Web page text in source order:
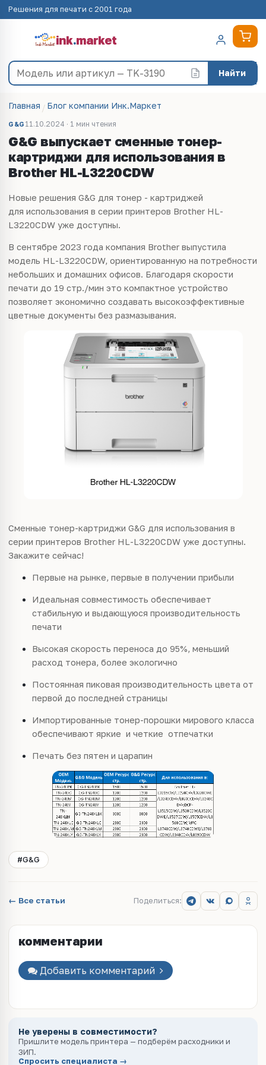
Решения для печати с 2001 года
ink.market
Найти
Главная Блог компании Инк.Маркет
G&G 11.10.2024 · 1 мин чтения
G&G выпускает сменные тонер-
картриджи для использования в
Brother HL-L3220CDW
Новые решения G&G для тонер - картриджей
для использования в серии принтеров Brother HL-
L3220CDW уже доступны.
В сентябре 2023 года компания Brother выпустила
модель HL-L3220CDW, ориентированную на потребности
небольших и домашних офисов. Благодаря скорости
печати до 19 стр./мин это компактное устройство
позволяет экономично создавать высокоэффективные
цветные документы без размазывания.
Сменные тонер-картриджи G&G для использования в
серии принтеров Brother HL-L3220CDW уже доступны.
Закажите сейчас!
Первые на рынке, первые в получении прибыли
Идеальная совместимость обеспечивает
стабильную и выдающуюся производительность
печати
Высокая скорость переноса до 95%, меньший
расход тонера, более экологично
Постоянная пиковая производительность цвета от
первой до последней страницы
Импортированные тонер-порошки мирового класса
обеспечивают яркие и четкие отпечатки
Печать без пятен и царапин
#G&G
← Все статьи Поделиться:
комментарии
Добавить комментарий
Не уверены в совместимости?
Пришлите модель принтера — подберём расходники и
ЗИП.
Спросить специалиста →